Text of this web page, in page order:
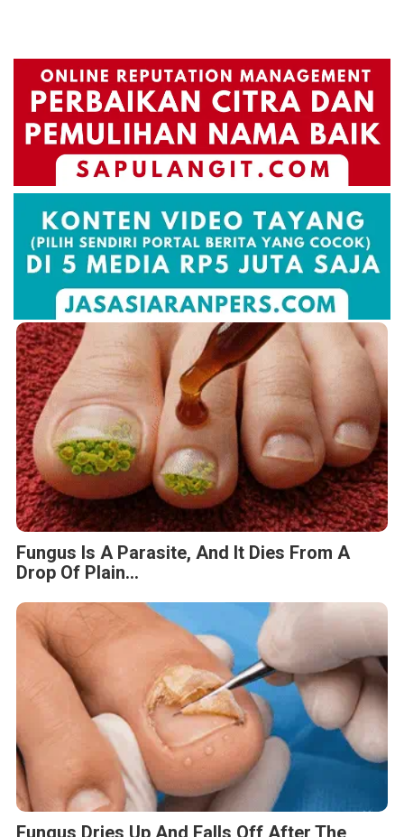
Fungus Is A Parasite, And It Dies From A
Drop Of Plain...
Fungus Dries Up And Falls Off After The